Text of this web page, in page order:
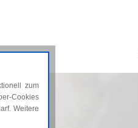
zum
Cookies
Weitere